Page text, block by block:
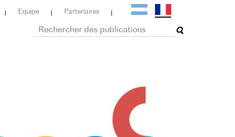
Equipe Partenaires